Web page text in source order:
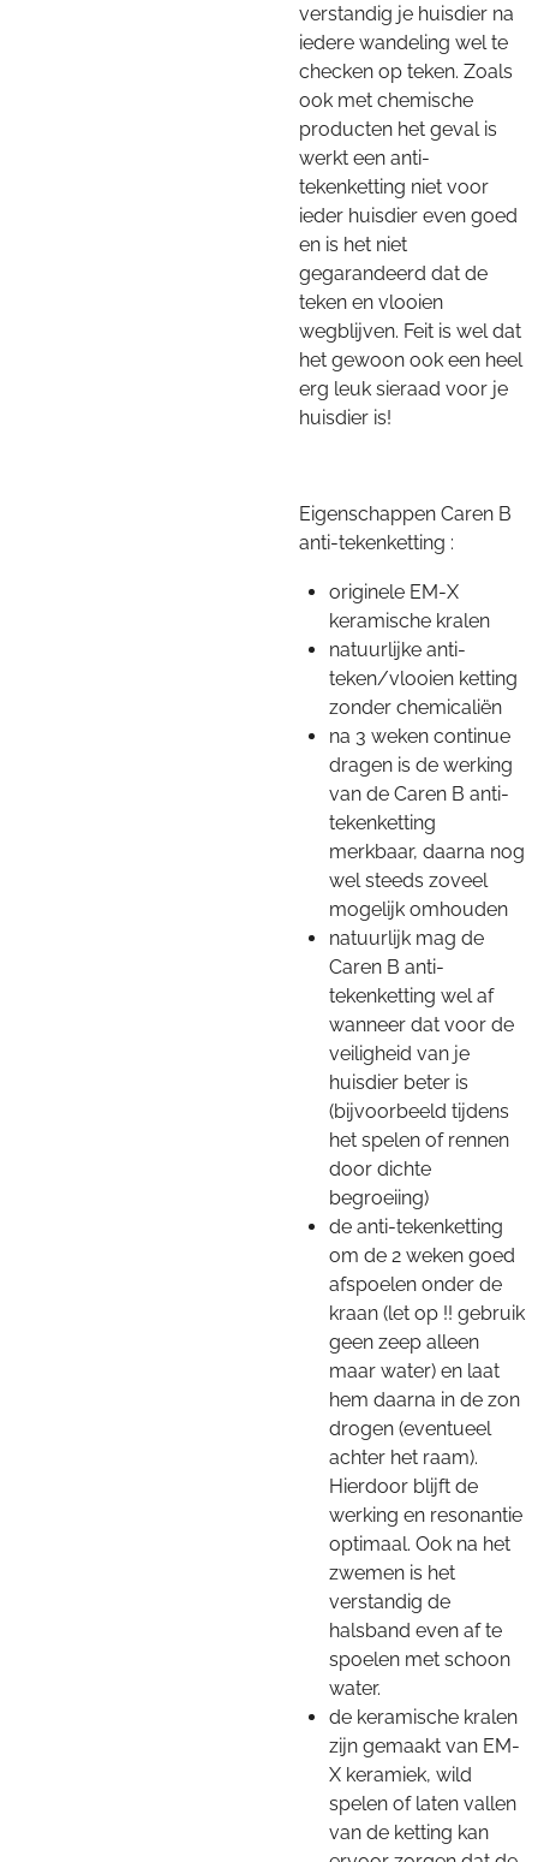
verstandig je huisdier na
iedere wandeling wel te
checken op teken. Zoals
ook met chemische
producten het geval is
werkt een anti-
tekenketting niet voor
ieder huisdier even goed
en is het niet
gegarandeerd dat de
teken en vlooien
wegblijven. Feit is wel dat
het gewoon ook een heel
erg leuk sieraad voor je
huisdier is!
Eigenschappen Caren B
anti-tekenketting :
originele EM-X
keramische kralen
natuurlijke anti-
teken/vlooien ketting
zonder chemicaliën
na 3 weken continue
dragen is de werking
van de Caren B anti-
tekenketting
merkbaar, daarna nog
wel steeds zoveel
mogelijk omhouden
natuurlijk mag de
Caren B anti-
tekenketting wel af
wanneer dat voor de
veiligheid van je
huisdier beter is
(bijvoorbeeld tijdens
het spelen of rennen
door dichte
begroeiing)
de anti-tekenketting
om de 2 weken goed
afspoelen onder de
kraan (let op !! gebruik
geen zeep alleen
maar water) en laat
hem daarna in de zon
drogen (eventueel
achter het raam).
Hierdoor blijft de
werking en resonantie
optimaal. Ook na het
zwemen is het
verstandig de
halsband even af te
spoelen met schoon
water.
de keramische kralen
zijn gemaakt van EM-
X keramiek, wild
spelen of laten vallen
van de ketting kan